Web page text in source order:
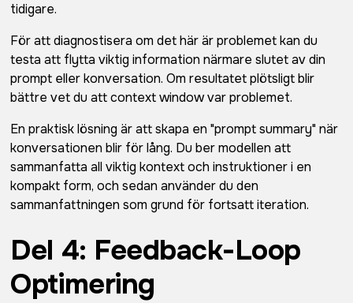
tidigare.
För att diagnostisera om det här är problemet kan du
testa att flytta viktig information närmare slutet av din
prompt eller konversation. Om resultatet plötsligt blir
bättre vet du att context window var problemet.
En praktisk lösning är att skapa en "prompt summary" när
konversationen blir för lång. Du ber modellen att
sammanfatta all viktig kontext och instruktioner i en
kompakt form, och sedan använder du den
sammanfattningen som grund för fortsatt iteration.
Del 4: Feedback-Loop
Optimering